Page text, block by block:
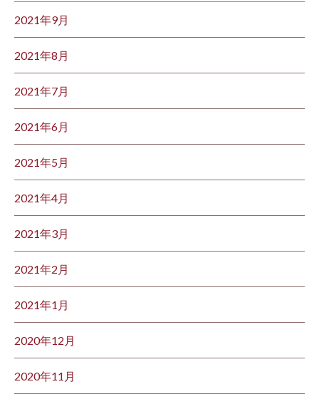
2021年9月
2021年8月
2021年7月
2021年6月
2021年5月
2021年4月
2021年3月
2021年2月
2021年1月
2020年12月
2020年11月